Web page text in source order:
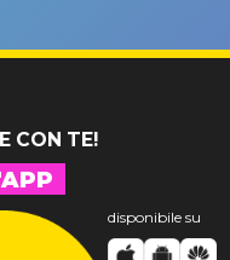
CON TE!
disponibile su